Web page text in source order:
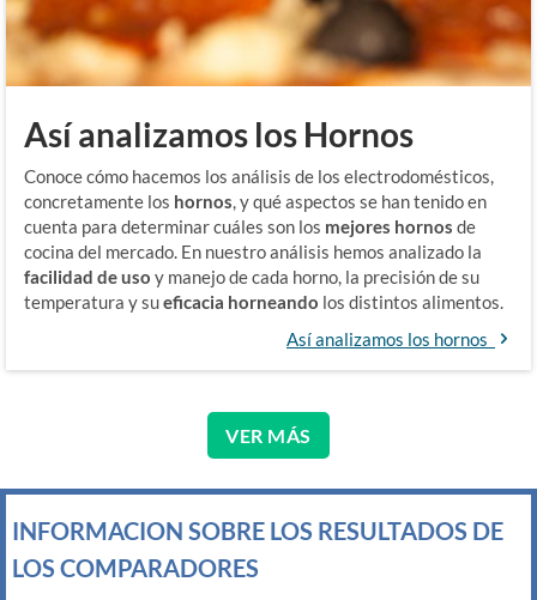
Así analizamos los Hornos
Conoce cómo hacemos los análisis de los electrodomésticos,
concretamente los hornos, y qué aspectos se han tenido en
cuenta para determinar cuáles son los mejores hornos de
cocina del mercado. En nuestro análisis hemos analizado la
facilidad de uso y manejo de cada horno, la precisión de su
temperatura y sueficacia horneando los distintos alimentos.
Así analizamos los hornos
VER MÁS
INFORMACION SOBRE LOS RESULTADOS DE
LOS COMPARADORES